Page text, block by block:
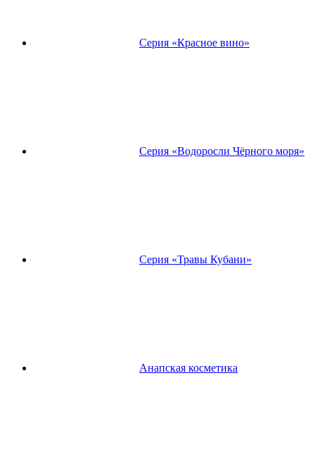
Серия «Красное вино»
Серия «Водоросли Чёрного моря»
Серия «Травы Кубани»
Анапская косметика